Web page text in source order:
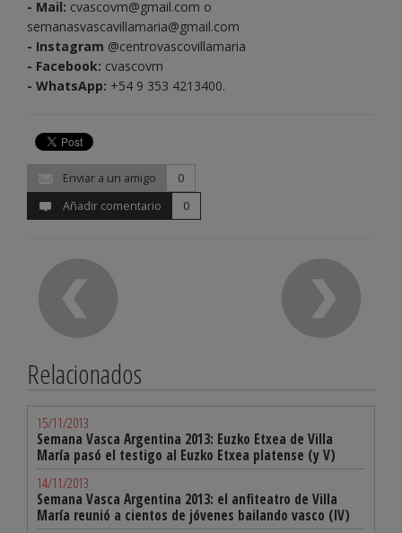
- Mail: cvascovm@gmail.com o
semanasvascavillamaria@gmail.com
- Instagram @centrovascovillamaria
- Facebook: cvascovm
- WhatsApp: +54 9 353 4213400.
Enviar a un amigo
0
Añadir comentario
0
Relacionados
15/11/2013
Semana Vasca Argentina 2013: Euzko Etxea de Villa
María pasó el testigo al Euzko Etxea platense (y V)
14/11/2013
Semana Vasca Argentina 2013: el anfiteatro de Villa
María reunió a cientos de jóvenes bailando vasco (IV)